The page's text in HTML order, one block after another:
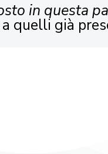
in questa
quelli già